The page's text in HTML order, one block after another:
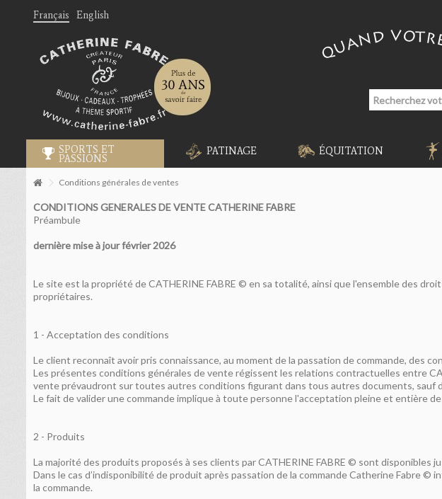
Français English
SPORTS ET
PASSIONS
PATINAGE ÉQUITATION
Conditions générales de ventes
CONDITIONS GENERALES DE VENTE CATHERINE FABRE
Préambule
dernière mise à jour février 2026
Le site est la propriété de CATHERINE FABRE © en sa totalité, ainsi que l'ensemble des
propriétaires.
1 - Acceptation des conditions
Le client reconnaît avoir pris connaissance, au moment de la passation de commande, des
Les présentes conditions générales de vente régissent les relations contractuelles entre
vente prévaudront sur toutes autres conditions figurant dans tous autres documents, sauf
Le fait de valider une commande implique à toute personne l'acceptation pleine et entière
2 - Produits
La majorité des produits proposés à ses clients par CATHERINE FABRE © sont disponibles
Dans le cas d’indisponibilité de produit après passation de la commande Catherine Fabre
la commande.